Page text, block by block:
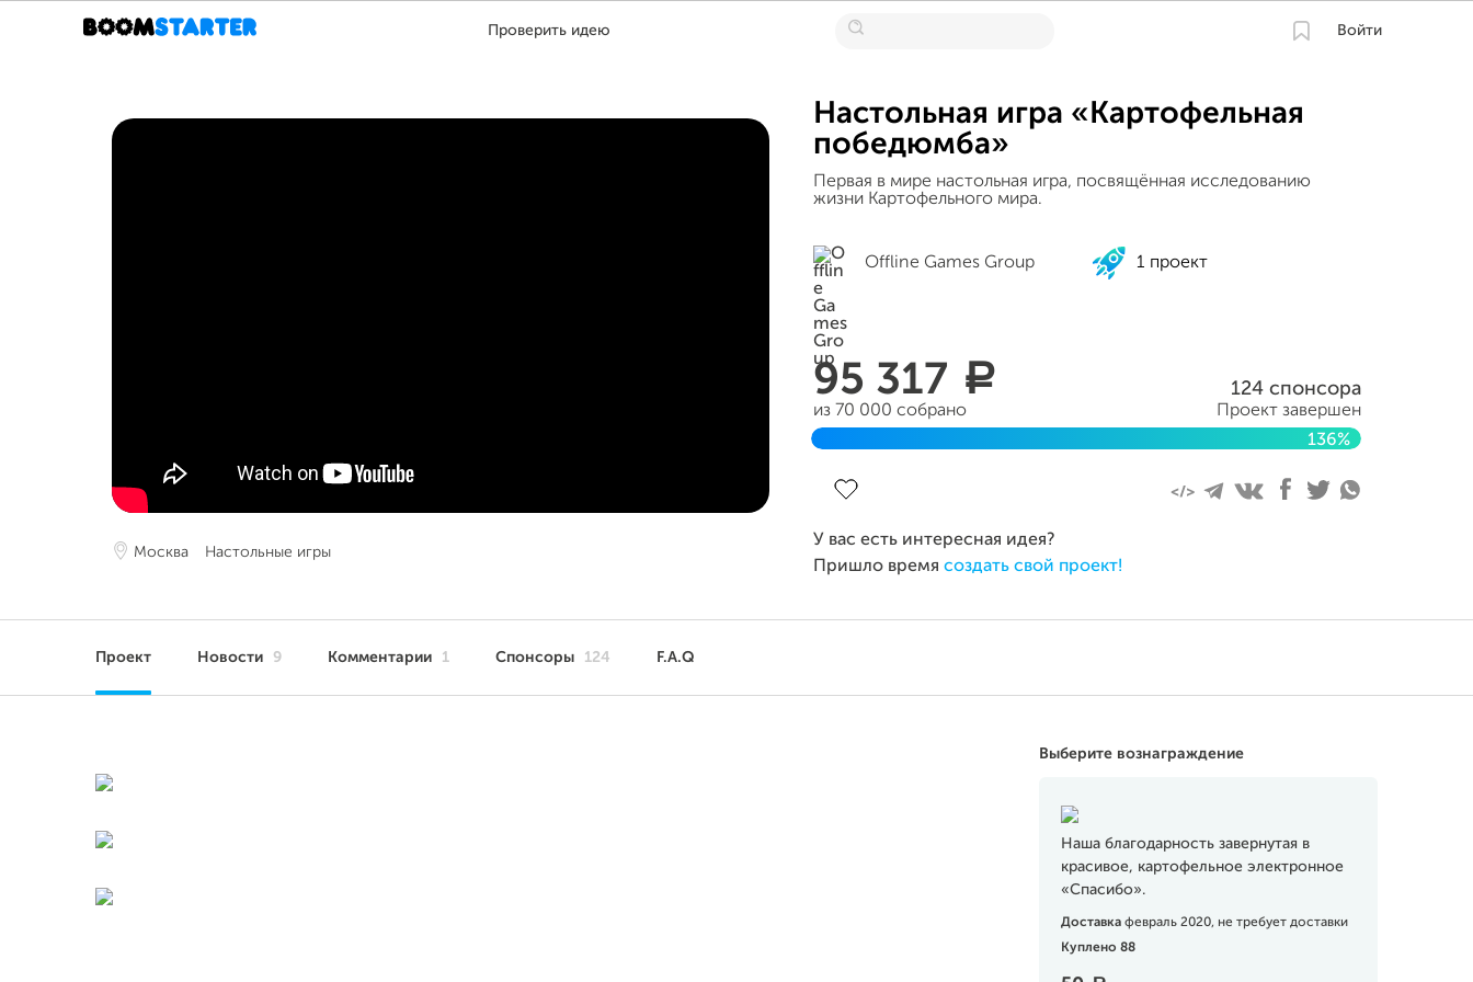
Проверить идею Войти
Москва Настольные игры
Настольная игра «Картофельная
победюмба»
Первая в мире настольная игра, посвящённая исследованию
жизни Картофельного мира.
Offline Games Group 1 проект
95 317 a
из 70 000 собрано
124 спонсора
Проект завершен
136%
У вас есть интересная идея?
Пришло время создать свой проект!
Проект Новости 9 Комментарии 1 Спонсоры 124 F.A.Q
Выберите вознаграждение
Наша благодарность завернутая в
красивое, картофельное электронное
«Спасибо».
Доставка февраль 2020, не требует доставки
Куплено 88